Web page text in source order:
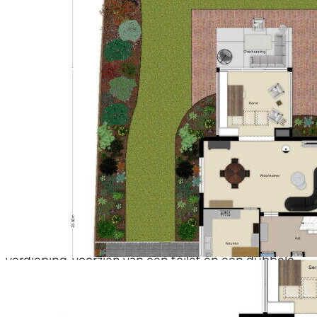
uitstraling en biedt volop werk- en bergruimte.
Daarnaast is er voldoende plaats voor een extra
eettafel, waardoor dit een heerlijke plek is om samen
te komen tijdens het koken of gezellig na te tafelen.
Aansluitend bevindt zich de praktische bijkeuken
met aansluitingen voor de wasmachine en droger.
Slapen, Dromen & Douchen
Op de begane grond bevindt zich een ruime
slaapkamer, ideaal voor wie gelijkvloers wil wonen of
een extra werk- of logeerkamer wenst. De badkamer
op de begane grond is compleet uitgevoerd met een
ligbad, douche en wastafelmeubel.
De eerste verdieping beschikt over drie ruime
slaapkamers, allen voorzien van nette
laminaatvloeren. Hierdoor is er volop ruimte voor een
gezin, hobby's of thuiswerken.
Extra comfortabel is de tweede badkamer op de
verdieping, voorzien van een toilet en een dubbele
wastafel. Een ideale aanvulling voor grotere gezinnen
Soort parkeergelegenheid Op eigen terrein